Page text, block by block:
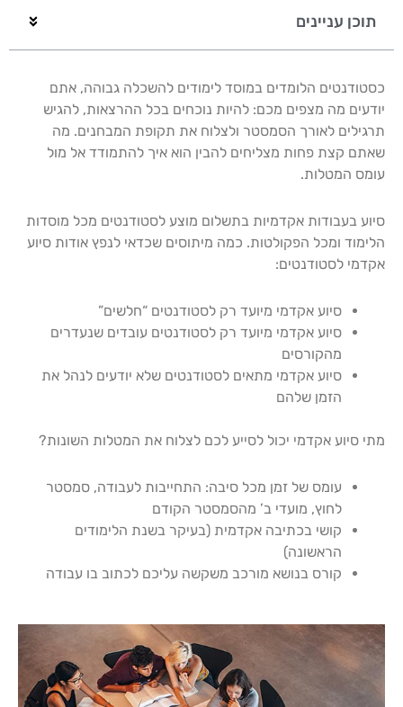
תוכן עניינים
כסטודנטים הלומדים במוסד לימודים להשכלה גבוהה, אתם
יודעים מה מצפים מכם: להיות נוכחים בכל ההרצאות, להגיש
תרגילים לאורך הסמסטר ולצלוח את תקופת המבחנים. מה
שאתם קצת פחות מצליחים להבין הוא איך להתמודד אל מול
עומס המטלות.
סיוע בעבודות אקדמיות בתשלום מוצע לסטודנטים מכל מוסדות
הלימוד ומכל הפקולטות. כמה מיתוסים שכדאי לנפץ אודות סיוע
אקדמי לסטודנטים:
סיוע אקדמי מיועד רק לסטודנטים “חלשים”
סיוע אקדמי מיועד רק לסטודנטים עובדים שנעדרים
מהקורסים
סיוע אקדמי מתאים לסטודנטים שלא יודעים לנהל את
הזמן שלהם
מתי סיוע אקדמי יכול לסייע לכם לצלוח את המטלות השונות?
עומס של זמן מכל סיבה: התחייבות לעבודה, סמסטר
לחוץ, מועדי ב’ מהסמסטר הקודם
קושי בכתיבה אקדמית (בעיקר בשנת הלימודים
הראשונה)
קורס בנושא מורכב משקשה עליכם לכתוב בו עבודה